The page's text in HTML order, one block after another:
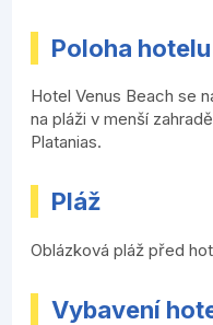
Poloha
Hotel Venus Beach se
na pláži v menší
Platanias.
Pláž
Oblázková pláž před
Vybavení